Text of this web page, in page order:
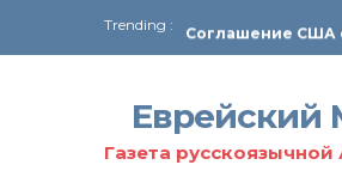
Trending :
Соглашение США
Технология
От Ирана до
Еврейский
Газета